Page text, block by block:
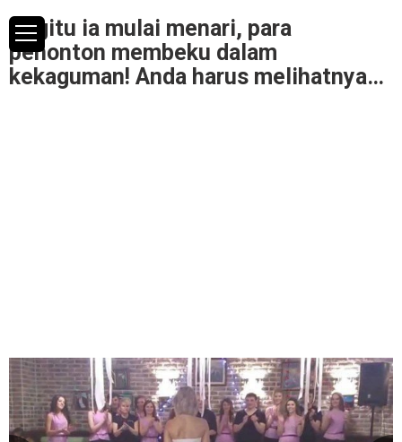
Begitu ia mulai menari, para
penonton membeku dalam
kekaguman! Anda harus melihatnya…